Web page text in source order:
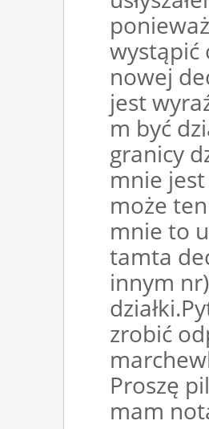
wystąpić
nowej
jest
m być
granicy
mnie jest
może
mnie to
tamta
innym
zrobić
Proszę
mam